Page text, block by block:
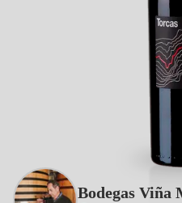
Bodegas Viña